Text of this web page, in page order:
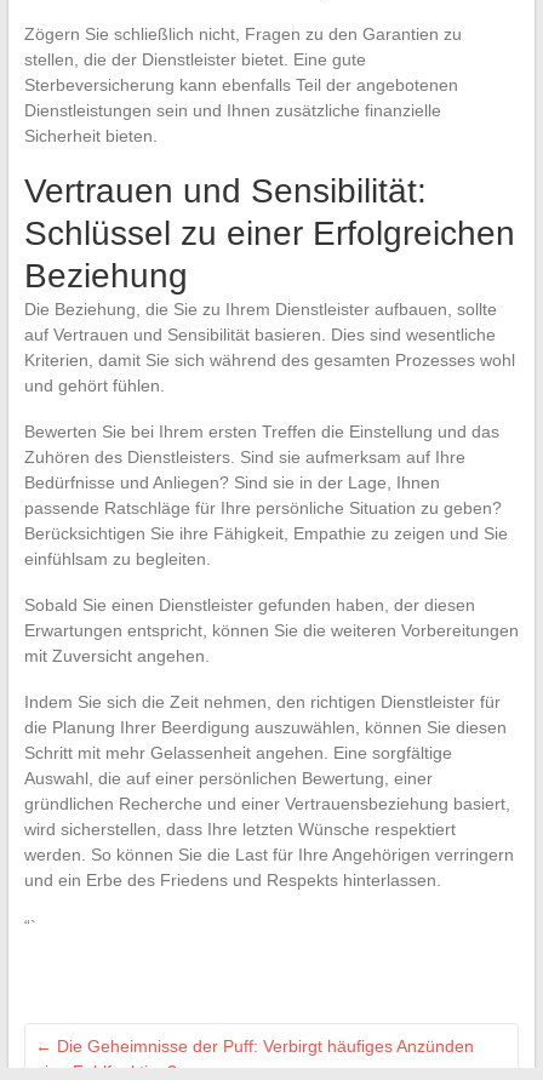
Zögern Sie schließlich nicht, Fragen zu den Garantien zu
stellen, die der Dienstleister bietet. Eine gute
Sterbeversicherung kann ebenfalls Teil der angebotenen
Dienstleistungen sein und Ihnen zusätzliche finanzielle
Sicherheit bieten.
Vertrauen und Sensibilität:
Schlüssel zu einer Erfolgreichen
Beziehung
Die Beziehung, die Sie zu Ihrem Dienstleister aufbauen, sollte
auf Vertrauen und Sensibilität basieren. Dies sind wesentliche
Kriterien, damit Sie sich während des gesamten Prozesses wohl
und gehört fühlen.
Bewerten Sie bei Ihrem ersten Treffen die Einstellung und das
Zuhören des Dienstleisters. Sind sie aufmerksam auf Ihre
Bedürfnisse und Anliegen? Sind sie in der Lage, Ihnen
passende Ratschläge für Ihre persönliche Situation zu geben?
Berücksichtigen Sie ihre Fähigkeit, Empathie zu zeigen und Sie
einfühlsam zu begleiten.
Sobald Sie einen Dienstleister gefunden haben, der diesen
Erwartungen entspricht, können Sie die weiteren Vorbereitungen
mit Zuversicht angehen.
Indem Sie sich die Zeit nehmen, den richtigen Dienstleister für
die Planung Ihrer Beerdigung auszuwählen, können Sie diesen
Schritt mit mehr Gelassenheit angehen. Eine sorgfältige
Auswahl, die auf einer persönlichen Bewertung, einer
gründlichen Recherche und einer Vertrauensbeziehung basiert,
wird sicherstellen, dass Ihre letzten Wünsche respektiert
werden. So können Sie die Last für Ihre Angehörigen verringern
und ein Erbe des Friedens und Respekts hinterlassen.
“`
← Die Geheimnisse der Puff: Verbirgt häufiges Anzünden
eine Fehlfunktion?